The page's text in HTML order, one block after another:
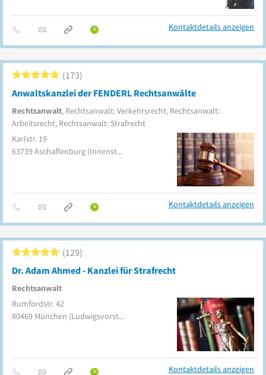
Kontaktdetails anzeigen
Anwaltskanzlei der FENDERL Rechtsanwälte
Rechtsanwalt, Rechtsanwalt: Verkehrsrecht, Rechtsanwalt:
Arbeitsrecht, Rechtsanwalt: Strafrecht
173
Karlstr. 19
63739Aschaffenburg (Innenstadt)
Kontaktdetails anzeigen
Dr. Adam Ahmed - Kanzlei für Strafrecht
Rechtsanwalt
129
Rumfordstr. 42
80469 München (Ludwigsvorstadt-Isarvorstadt)
Kontaktdetails anzeigen